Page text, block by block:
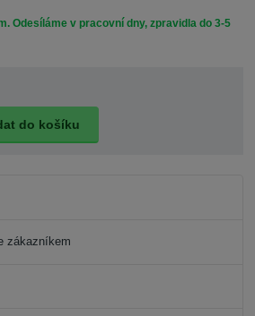
Odesíláme v pracovní dny, zpravidla do 3-5
do košíku
zákazníkem